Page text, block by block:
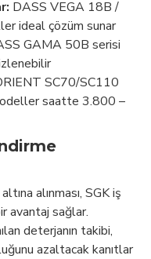
DASS VEGA 18B /
ideal çözüm sunar
GAMA 50B serisi
SC70/SC110
saatte 3.800 –
alınması, SGK iş
avantaj sağlar.
deterjanın takibi,
azaltacak kanıtlar